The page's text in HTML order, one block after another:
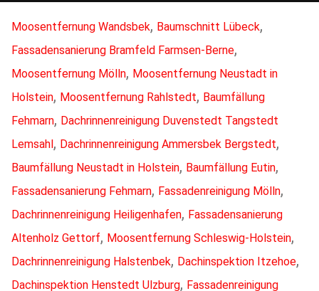
Moosentfernung Wandsbek, Baumschnitt Lübeck,
Fassadensanierung Bramfeld Farmsen-Berne,
Moosentfernung Mölln, Moosentfernung Neustadt in
Holstein, Moosentfernung Rahlstedt, Baumfällung
Fehmarn, Dachrinnenreinigung Duvenstedt Tangstedt
Lemsahl, Dachrinnenreinigung Ammersbek Bergstedt,
Baumfällung Neustadt in Holstein, Baumfällung Eutin,
Fassadensanierung Fehmarn, Fassadenreinigung Mölln,
Dachrinnenreinigung Heiligenhafen, Fassadensanierung
Altenholz Gettorf, Moosentfernung Schleswig-Holstein,
Dachrinnenreinigung Halstenbek, Dachinspektion Itzehoe,
Dachinspektion Henstedt Ulzburg, Fassadenreinigung